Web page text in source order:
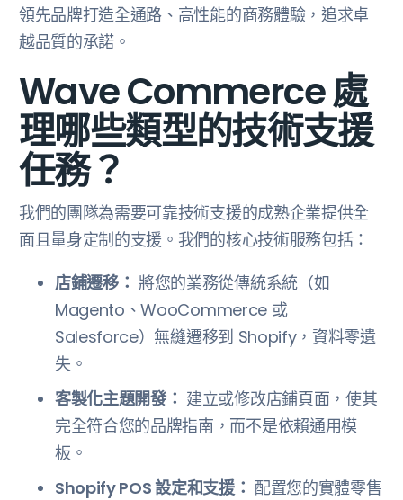
領先品牌打造全通路、高性能的商務體驗，追求卓
越品質的承諾。
Wave Commerce 處
理哪些類型的技術支援
任務？
我們的團隊為需要可靠技術支援的成熟企業提供全
面且量身定制的支援。我們的核心技術服務包括：
店鋪遷移： 將您的業務從傳統系統（如
Magento、WooCommerce 或
Salesforce）無縫遷移到 Shopify，資料零遺
失。
客製化主題開發： 建立或修改店鋪頁面，使其
完全符合您的品牌指南，而不是依賴通用模
板。
Shopify POS 設定和支援： 配置您的實體零售